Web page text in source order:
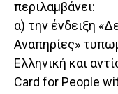
περιλαμβάνει:
α) την ένδειξη
Αναπηρίες»
Ελληνική και
Card for People